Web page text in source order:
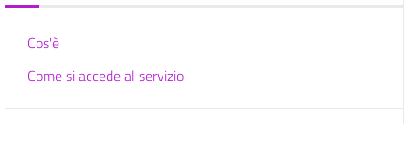
Cos'è
Come si accede al servizio